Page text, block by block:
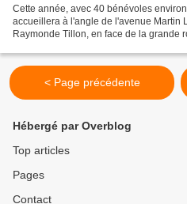
Cette année, avec 40 bénévoles
accueillera à l'angle de l'avenue Martin
Raymonde Tillon, en face de la grande
< Page précédente
Hébergé par Overblog
Top articles
Pages
Contact